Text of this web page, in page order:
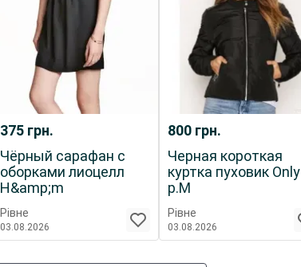
375 грн.
Чёрный сарафан с
оборками лиоцелл
H&amp;m
Рівне
03.08.2026
800 грн.
Черная короткая
куртка пуховик Only
р.М
Рівне
03.08.2026